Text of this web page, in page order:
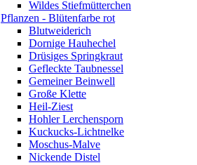
Wildes Stiefmütterchen
Pflanzen - Blütenfarbe rot
Blutweiderich
Dornige Hauhechel
Drüsiges Springkraut
Gefleckte Taubnessel
Gemeiner Beinwell
Große Klette
Heil-Ziest
Hohler Lerchensporn
Kuckucks-Lichtnelke
Moschus-Malve
Nickende Distel